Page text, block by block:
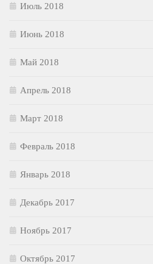
Июль 2018
Июнь 2018
Май 2018
Апрель 2018
Март 2018
Февраль 2018
Январь 2018
Декабрь 2017
Ноябрь 2017
Октябрь 2017